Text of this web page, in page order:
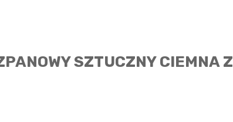
SZTUCZNY CIEMNA